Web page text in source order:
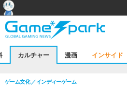
カルチャー 漫画 インサイド
ゲーム文化 インディーゲーム